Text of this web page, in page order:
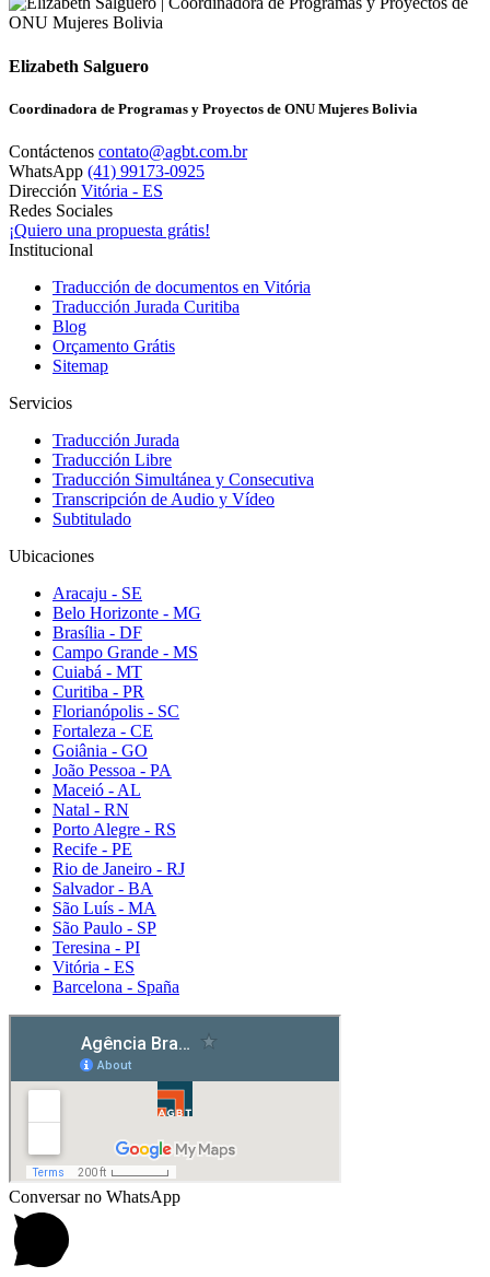
Elizabeth Salguero
Coordinadora de Programas y Proyectos de ONU Mujeres Bolivia
Contáctenos contato@agbt.com.br
WhatsApp (41) 99173-0925
Dirección Vitória - ES
Redes Sociales
¡Quiero una propuesta grátis!
Institucional
Traducción de documentos en Vitória
Traducción Jurada Curitiba
Blog
Orçamento Grátis
Sitemap
Servicios
Traducción Jurada
Traducción Libre
Traducción Simultánea y Consecutiva
Transcripción de Audio y Vídeo
Subtitulado
Ubicaciones
Aracaju - SE
Belo Horizonte - MG
Brasília - DF
Campo Grande - MS
Cuiabá - MT
Curitiba - PR
Florianópolis - SC
Fortaleza - CE
Goiânia - GO
João Pessoa - PA
Maceió - AL
Natal - RN
Porto Alegre - RS
Recife - PE
Rio de Janeiro - RJ
Salvador - BA
São Luís - MA
São Paulo - SP
Teresina - PI
Vitória - ES
Barcelona - Spaña
Conversar no WhatsApp